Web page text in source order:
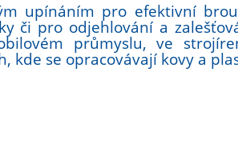
upínáním pro efektivní
či pro odjehlování a
průmyslu, ve
kde se opracovávají kovy a